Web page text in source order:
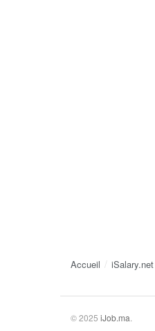
Accueil iSalary.net
© 2025 iJob.ma